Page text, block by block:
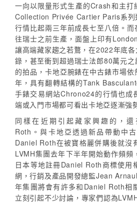
一向以限量形式生產的Crash和主打
Collection Privée Cartier Paris系列
行情比起兩三年前成長七至八倍。
往瑞士之前生產，面盤上印有
讓高端藏家趨之若鶩，在2022年底
錄，甚至衝到超過瑞士法郎80萬元
的拍品，卡地亞腕錶在中古錶市場
年，具有翻轉結構的Tank
手錶交易網站Chrono24的行情也成
端或入門市場都可看出卡地亞逐漸強
同樣在近期引起藏家興趣的，還
Roth。與卡地亞透過新品帶動中
Daniel Roth在被寶格麗併購後就沒
LVMH集團去年下半年開始動作頻頻
日本等地註冊Daniel Roth商標使用
網，行銷及產品開發總監Jean
年集團將會有許多和Daniel Roth相
立刻引起不少討論，專家們認為